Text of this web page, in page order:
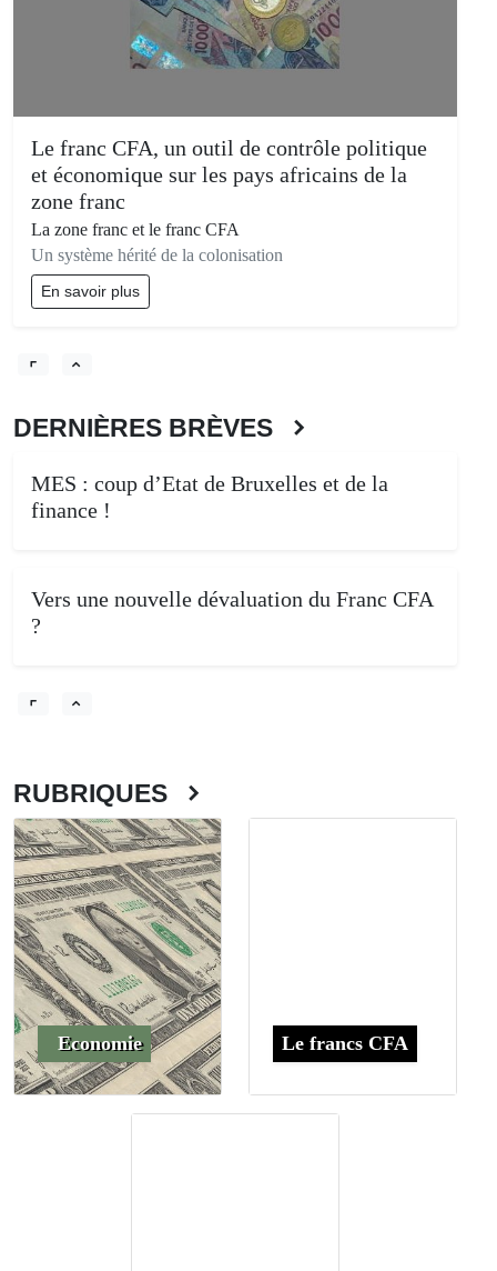
Le franc CFA, un outil de contrôle politique
et économique sur les pays africains de la
zone franc
La zone franc et le franc CFA
Un système hérité de la colonisation
En savoir plus
DERNIÈRES BRÈVES
MES : coup d’Etat de Bruxelles et de la
finance !
Vers une nouvelle dévaluation du Franc CFA
?
RUBRIQUES
Economie Le francs CFA